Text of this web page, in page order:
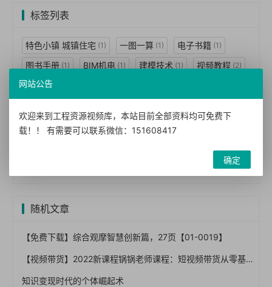
标签列表
特色小镇 城镇住宅 (1) 一图一算 (1) 电子书籍 (1)
图书手册 (1) BIM机电 (1) 建模技术 (1) 视频教程 (2)
BIM技术
技术措施(7) 暖通空调(2) 动力(1)
随机文章
【免费下载】综合观摩智慧创新篇，27页【01-0019】
【视频带货】2022新课程锅锅老师课程：短视频带货从零基础到精通
知识变现时代的个体崛起术
网站公告
欢迎来到工程资源视频库，本站目前全部资料均可免费下
载！！ 有需要可以联系微信：151608417
确定